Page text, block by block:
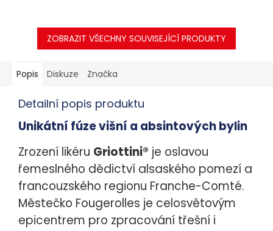
Křupavá francouzská
klasika v...
vynikají svou pikantní,
výrazně slanou chutí a...
ZOBRAZIT VŠECHNY SOUVISEJÍCÍ PRODUKTY
Popis Diskuze Značka
Detailní popis produktu
Unikátní fúze višní a absintových bylin
Zrození likéru Griottini® je oslavou
řemeslného dědictví alsaského pomezí a
francouzského regionu Franche-Comté.
Městečko Fougerolles je celosvětovým
epicentrem pro zpracování třešní i